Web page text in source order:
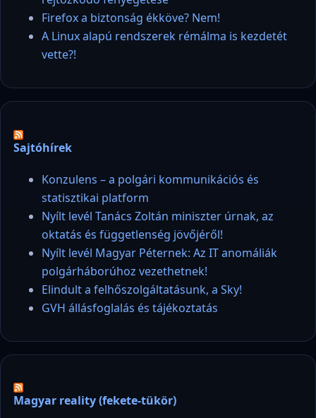
Firefox a biztonság ékköve? Nem!
A Linux alapú rendszerek rémálma is kezdetét
vette?!
Sajtóhírek
Konzulens – a polgári kommunikációs és
statisztikai platform
Nyílt levél Tanács Zoltán miniszter úrnak, az
oktatás és függetlenség jövőjéről!
Nyílt levél Magyar Péternek: Az IT anomáliák
polgárháborúhoz vezethetnek!
Elindult a felhőszolgáltatásunk, a Sky!
GVH állásfoglalás és tájékoztatás
Magyar reality (fekete-tükör)